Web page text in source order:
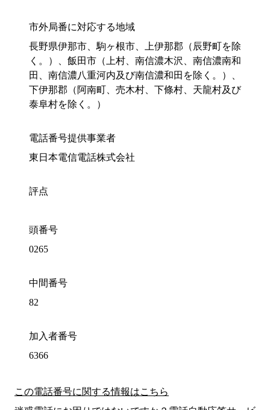
市外局番に対応する地域
長野県伊那市、駒ヶ根市、上伊那郡（辰野町を除
く。）、飯田市（上村、南信濃木沢、南信濃南和
田、南信濃八重河内及び南信濃和田を除く。）、
下伊那郡（阿南町、売木村、下條村、天龍村及び
泰阜村を除く。）
電話番号提供事業者
東日本電信電話株式会社
評点
頭番号
0265
中間番号
82
加入者番号
6366
この電話番号に関する情報はこちら